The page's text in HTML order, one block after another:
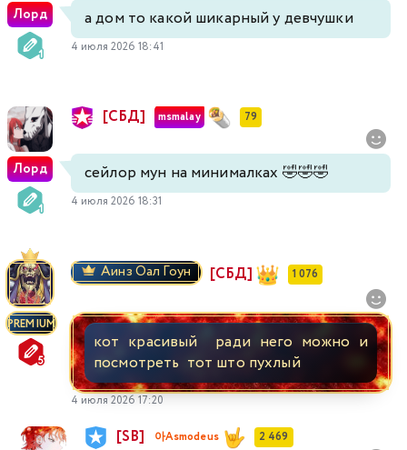
Лорд а дом то какой шикарный у девчушки
4 июля 2026 18:41
Лорд
[СБД] msmalay 79
сейлор мун на минималках 🤣🤣🤣
4 июля 2026 18:31
PREMIUM
Аинз Оал Гоун [СБД] 1 076
кот красивый ради него можно и
посмотреть тот што пухлый
4 июля 2026 17:20
[SB] 아Asmodeus 2 469